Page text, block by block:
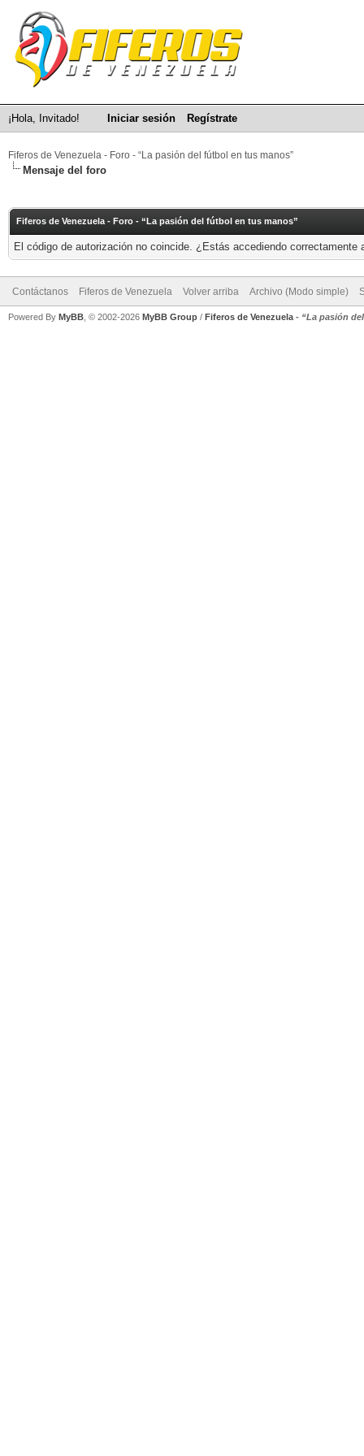
¡Hola, Invitado! Iniciar sesión Regístrate
Fiferos de Venezuela - Foro - “La pasión del fútbol en tus manos”
Mensaje del foro
Fiferos de Venezuela - Foro - “La pasión del fútbol en tus manos”
El código de autorización no coincide. ¿Estás accediendo
Contáctanos Fiferos de Venezuela Volver arriba Archivo (Modo simple)
Powered By MyBB , © 2002-2026 MyBB Group / Fiferos de Venezuela - “La pasión